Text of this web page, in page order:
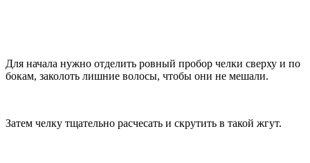
Для начала нужно отделить ровный пробор челки сверху и по
бокам, заколоть лишние волосы, чтобы они не мешали.
Затем челку тщательно расчесать и скрутить в такой жгут.